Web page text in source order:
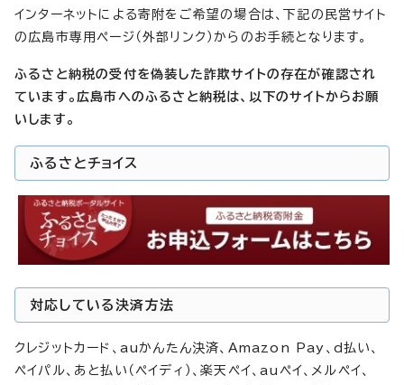
インターネットによる寄附をご希望の場合は、下記の民営サイト
の広島市専用ページ（外部リンク）からのお手続となります。
ふるさと納税の受付を偽装した詐欺サイトの存在が確認され
ています。広島市へのふるさと納税は、以下のサイトからお願
いします。
ふるさとチョイス
対応している決済方法
クレジットカード、auかんたん決済、Amazon Pay、d払い、
ペイパル、あと払い（ペイディ）、楽天ペイ、auペイ、メルペイ、